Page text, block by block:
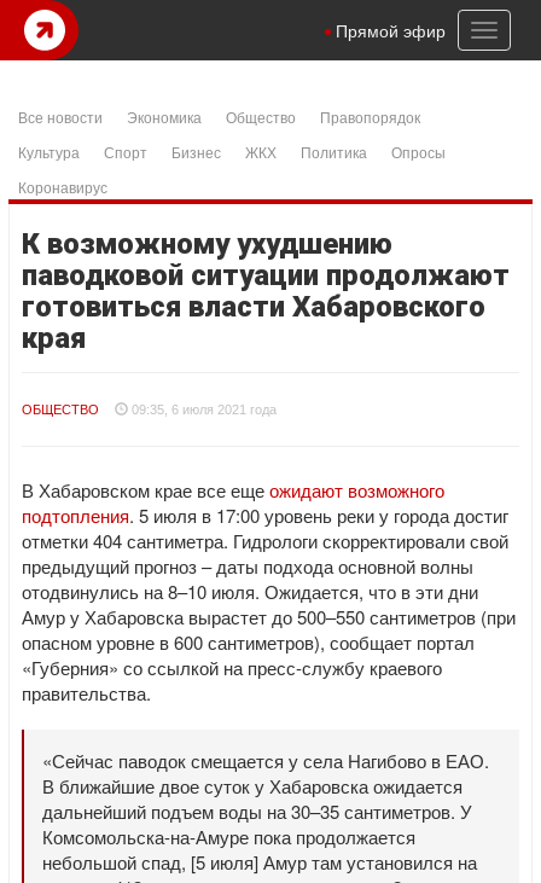
Toggle
Прямой эфир
Все новости Экономика Общество
Правопорядок
Культура
Спорт Бизнес ЖКХ Политика
Опросы
Коронавирус
К возможному ухудшению
паводковой ситуации продолжают
готовиться власти Хабаровского
края
ОБЩЕСТВО 09:35, 6 июля 2021 года
В Хабаровском крае все ещеожидают возможного
подтопления. 5 июля в 17:00 уровень реки у города достиг
отметки 404 сантиметра. Гидрологи скорректировали свой
предыдущий прогноз – даты подхода основной волны
отодвинулись на 8–10 июля. Ожидается, что в эти дни
Амур у Хабаровска вырастет до 500–550 сантиметров (при
опасном уровне в 600 сантиметров), сообщает портал
«Губерния» со ссылкой на пресс-службу краевого
правительства.
«Сейчас паводок смещается у села Нагибово в ЕАО.
В ближайшие двое суток у Хабаровска ожидается
дальнейший подъем воды на 30–35 сантиметров. У
Комсомольска-на-Амуре пока продолжается
небольшой спад, [5 июля] Амур там установился на